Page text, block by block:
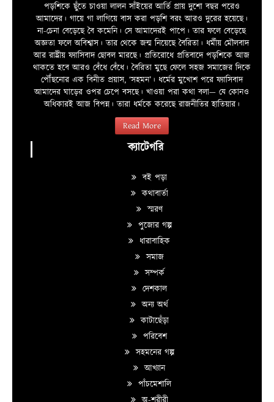
পড়শিকে ছুঁতে চাওয়া লালন সাঁইয়ের আর্তি প্রায় দুশো বছর পরেও
আমাদের। গায়ে গা লাগিয়ে বাস করা পড়শি বরং আরও দুরের হয়েছে।
না-চেনা বেড়েছে বৈ কমেনি। সে আমাদেরই পাপে। তার ফলে বেড়েছে
অজ্ঞতা ফলে অবিশ্বাস। তার থেকে জন্ম নিয়েছে বৈরিতা। ধর্মীয় মৌলবাদ
আর রাষ্ট্রীয় ফ্যাসিবাদ ছোবল মারছে। প্রতিরোধে প্রতিবাদে পড়শিকে আজ
থাকতে হবে আরও বেঁধে বেঁধে। বৈরিতা মুছে ফেলে সহজ সমাজের দিকে
পৌঁছনোর এক বিনীত প্রয়াস, ‘সহমন’। ধর্মের মুখোশ পরে ফ্যাসিবাদ
আমাদের ঘাড়ের ওপর চেপে বসছে। খাওয়া পরা কথা বলা—­­ যে কোনও
অধিকারই আজ বিপন্ন। তারা ধর্মকে করেছে রাজনীতির হাতিয়ার।
Read More
ক্যাটেগরি
বই পড়া
কথাবার্তা
স্মরণ
পুজোর গল্প
ধারাবাহিক
সমাজ
সম্পর্ক
দেশকাল
অন্য অর্থ
কাটাছেঁড়া
পরিবেশ
সহমনের গল্প
আখ্যান
পাঁচমেশালি